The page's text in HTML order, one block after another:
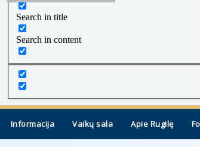
Search in title
Search in content
Informacija Vaikų sala Apie Rugilę